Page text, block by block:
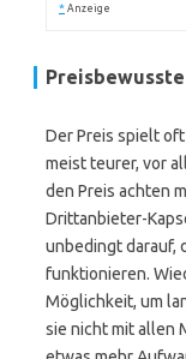
* Anzeige
Der Preis spielt
meist teurer, vor
den Preis achten
Drittanbieter-
unbedingt darauf,
funktionieren.
Möglichkeit, um
sie nicht mit allen